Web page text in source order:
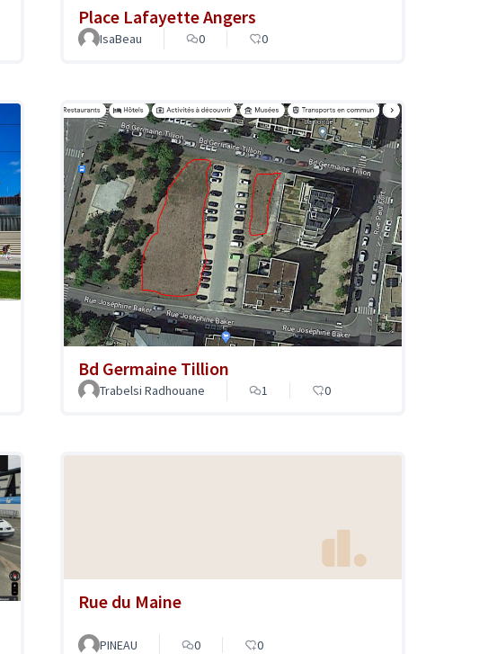
Place Lafayette Angers
IsaBeau 0 0
Bd Germaine Tillion
Trabelsi Radhouane 1 0
Rue du Maine
PINEAU 0 0